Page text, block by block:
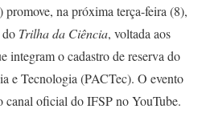
promove, na próxima terça-feira (8),
Trilha da Ciência, voltada aos
integram o cadastro de reserva do
e Tecnologia (PACTec). O evento
canal oficial do IFSP no YouTube.